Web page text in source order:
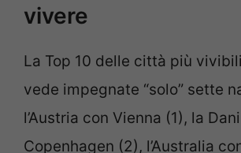
vivere
La Top 10 delle città più
vede impegnate “solo” sette
l’Austria con Vienna (1), la
Copenhagen (2), l’Australia